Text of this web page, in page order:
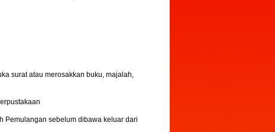
surat atau merosakkan buku, majalah,
Pemulangan sebelum dibawa keluar dari